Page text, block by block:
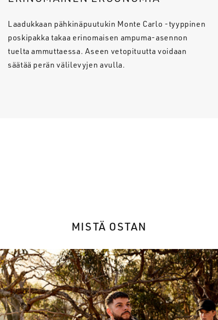
Laadukkaan pähkinäpuutukin Monte Carlo -tyyppinen
poskipakka takaa erinomaisen ampuma-asennon
tuelta ammuttaessa. Aseen vetopituutta voidaan
säätää perän välilevyjen avulla.
MISTÄ OSTAN